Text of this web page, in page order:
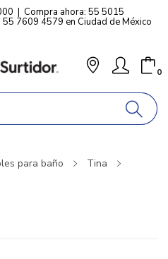
| Compra ahora: 55 5015
7609 4579 en Ciudad de México
0
para baño
Tina